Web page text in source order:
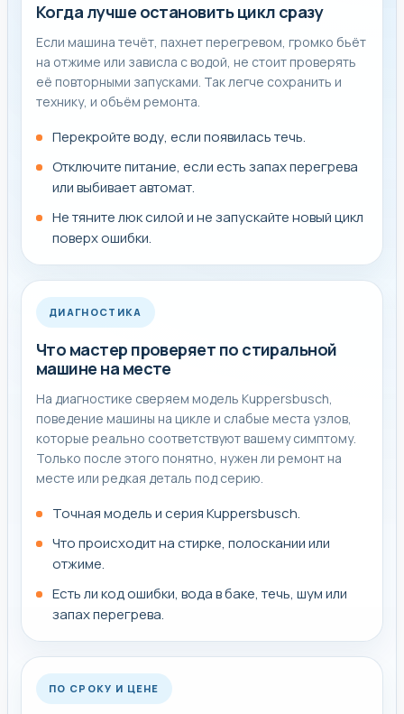
Когда лучше остановить цикл сразу
Если машина течёт, пахнет перегревом, громко бьёт
на отжиме или зависла с водой, не стоит проверять
её повторными запусками. Так легче сохранить и
технику, и объём ремонта.
Перекройте воду, если появилась течь.
Отключите питание, если есть запах перегрева
или выбивает автомат.
Не тяните люк силой и не запускайте новый цикл
поверх ошибки.
ДИАГНОСТИКА
Что мастер проверяет по стиральной
машине на месте
На диагностике сверяем модель Kuppersbusch,
поведение машины на цикле и слабые места узлов,
которые реально соответствуют вашему симптому.
Только после этого понятно, нужен ли ремонт на
месте или редкая деталь под серию.
Точная модель и серия Kuppersbusch.
Что происходит на стирке, полоскании или
отжиме.
Есть ли код ошибки, вода в баке, течь, шум или
запах перегрева.
ПО СРОКУ И ЦЕНЕ